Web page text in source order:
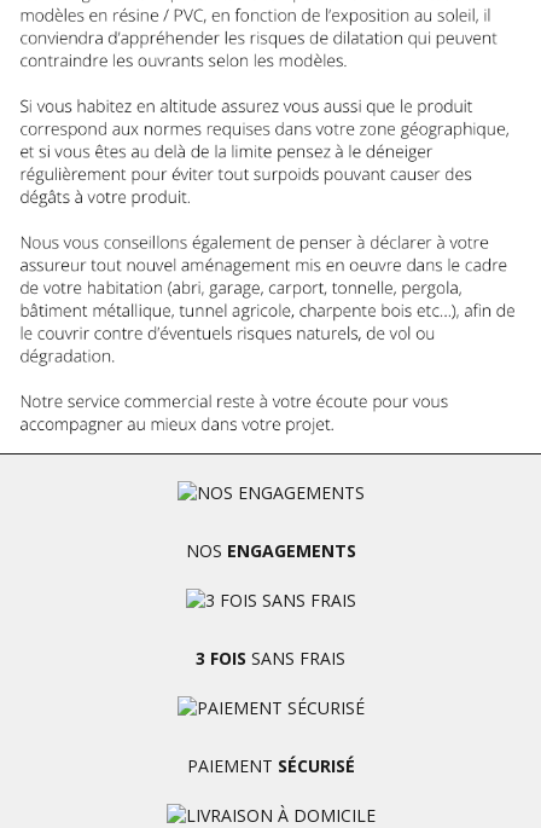
NOS ENGAGEMENTS
3 FOIS SANS FRAIS
PAIEMENT SÉCURISÉ